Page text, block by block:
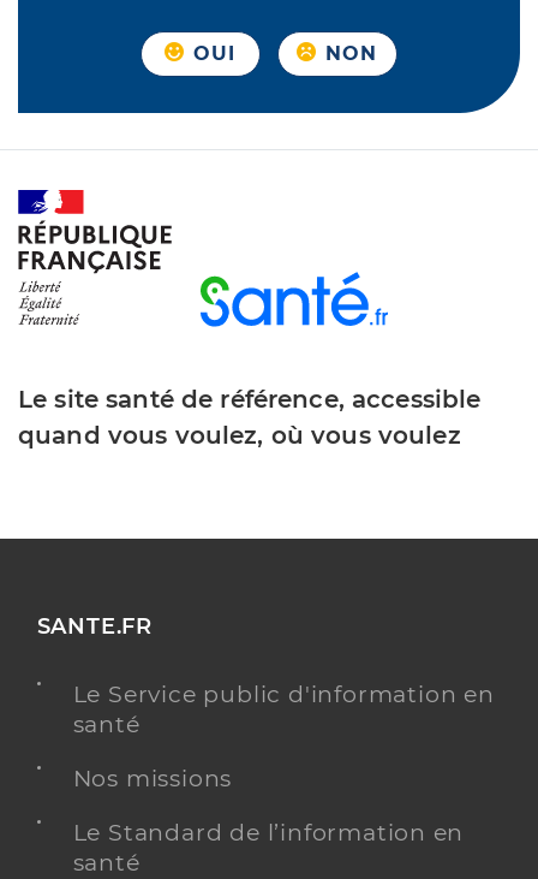
OUI NON
Le site santé de référence, accessible
quand vous voulez, où vous voulez
SANTE.FR
Le Service public d'information en
santé
Nos missions
Le Standard de l’information en
santé